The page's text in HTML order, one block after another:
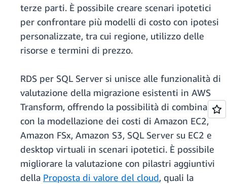
terze parti. È possibile creare scenari ipotetici
per confrontare più modelli di costo con ipotesi
personalizzate, tra cui regione, utilizzo delle
risorse e termini di prezzo.
RDS per SQL Server si unisce alle funzionalità di
valutazione della migrazione esistenti in AWS
Transform, offrendo la possibilità di combinarlo
con la modellazione dei costi di Amazon EC2,
Amazon FSx, Amazon S3, SQL Server su EC2 e
desktop virtuali in scenari ipotetici. È possibile
migliorare la valutazione con pilastri aggiuntivi
della Proposta di valore del cloud, quali la